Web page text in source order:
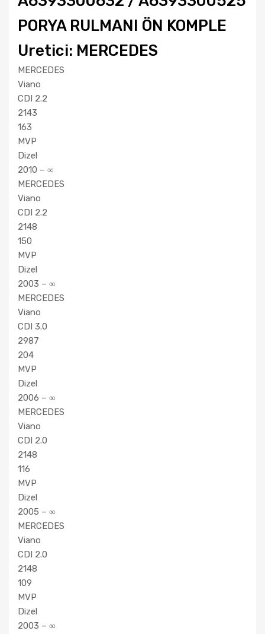
PORYA RULMANI ÖN KOMPLE
Uretici: MERCEDES
MERCEDES
Viano
CDI 2.2
2143
163
MVP
Dizel
2010 – ∞
MERCEDES
Viano
CDI 2.2
2148
150
MVP
Dizel
2003 – ∞
MERCEDES
Viano
CDI 3.0
2987
204
MVP
Dizel
2006 – ∞
MERCEDES
Viano
CDI 2.0
2148
116
MVP
Dizel
2005 – ∞
MERCEDES
Viano
CDI 2.0
2148
109
MVP
Dizel
2003 – ∞